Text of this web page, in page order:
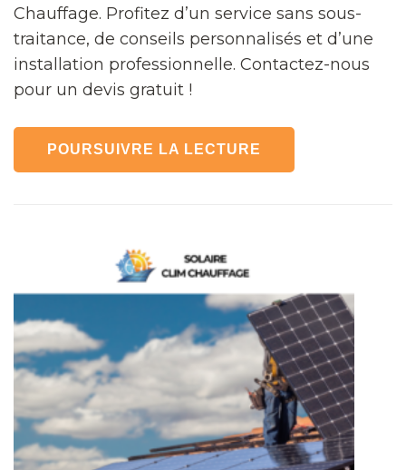
Chauffage. Profitez d’un service sans sous-
traitance, de conseils personnalisés et d’une
installation professionnelle. Contactez-nous
pour un devis gratuit !
POURSUIVRE LA LECTURE